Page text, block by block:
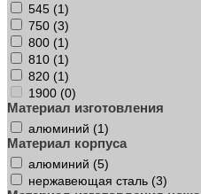
545 (1)
750 (3)
800 (1)
810 (1)
820 (1)
1900 (0)
Материал изготовления
алюминий (1)
Материал корпуса
алюминий (5)
нержавеющая сталь (3)